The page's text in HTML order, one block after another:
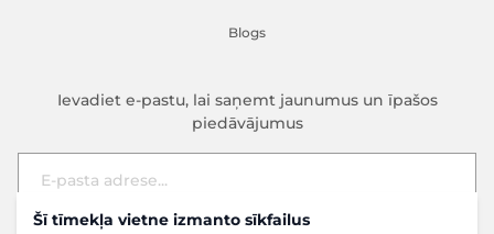
Šī tīmekļa vietne izmanto sīkfailus
Blogs
Ievadiet e-pastu, lai saņemt jaunumus un īpašos
piedāvājumus
E-pasta adrese